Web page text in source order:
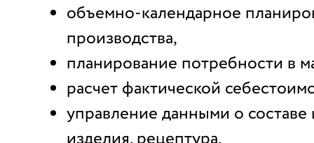
объемно-календарное
производства,
планирование потребности в
расчет фактической
управление данными о составе